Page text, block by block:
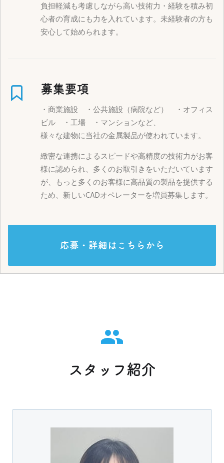
負担軽減も考慮しながら高い技術力・経験を積み初
心者の育成にも力を入れています。未経験者の方も
安心して始められます。
募集要項
・商業施設 ・公共施設（病院など） ・オフィス
ビル ・工場 ・マンションなど、
様々な建物に当社の金属製品が使われています。
緻密な連携によるスピードや高精度の技術力がお客
様に認められ、多くのお取引きをいただいています
が、もっと多くのお客様に高品質の製品を提供する
ため、新しいCADオペレーターを増員募集します。
応募・詳細はこちらから
スタッフ紹介